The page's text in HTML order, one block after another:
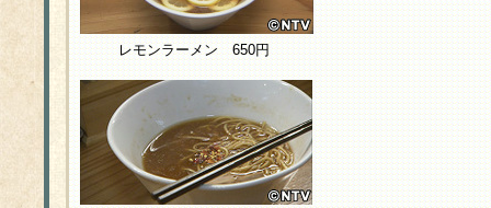
レモンラーメン 650円